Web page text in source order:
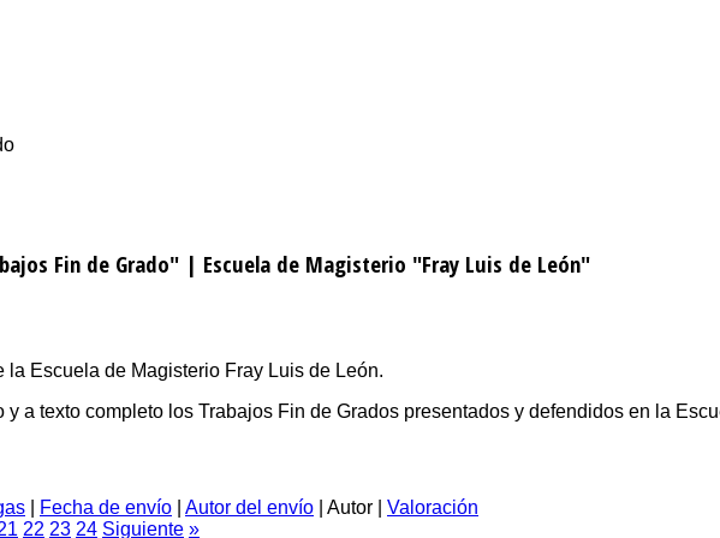
Fin de Grado" | Escuela de Magisterio "Fray Luis de León"
Escuela de Magisterio Fray Luis de León.
y a texto completo los Trabajos Fin de Grados presentados y defendidos en la
Fecha de envío Autor del envío | Autor | Valoración
22 23 24 Siguiente »